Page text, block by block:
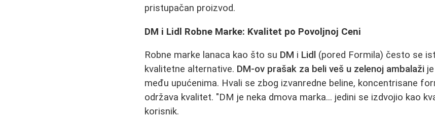
pristupačan proizvod.
DM i Lidl Robne Marke: Kvalitet po Povoljnoj Ceni
Robne marke lanaca kao što su DM i Lidl (pored Formila) često se
kvalitetne alternative. DM-ov prašak za beli veš u zelenoj ambalaži
među upućenima. Hvali se zbog izvanredne beline, koncentrisane
održava kvalitet. "DM je neka dmova marka... jedini se izdvojio kao
korisnik.